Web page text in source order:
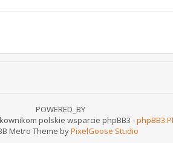
POWERED_BY
polskie wsparcie phpBB3 -
Metro Theme byPixelGoose Studio